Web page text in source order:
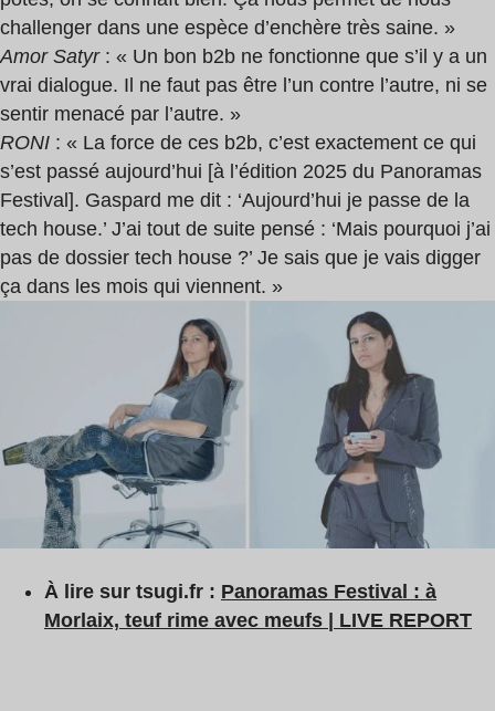
challenger dans une espèce d’enchère très saine. »
Amor Satyr: « Un bon b2b ne fonctionne que s’il y a un
vrai dialogue. Il ne faut pas être l’un contre l’autre, ni se
sentir menacé par l’autre. »
RONI : « La force de ces b2b, c’est exactement ce qui
s’est passé aujourd’hui [à l’édition 2025 du Panoramas
Festival]. Gaspard me dit : ‘Aujourd’hui je passe de la
tech house.’ J’ai tout de suite pensé : ‘Mais pourquoi j’ai
pas de dossier tech house ?’ Je sais que je vais digger
ça dans les mois qui viennent. »
À lire sur tsugi.fr : Panoramas Festival : à
Morlaix, teuf rime avec meufs | LIVE REPORT